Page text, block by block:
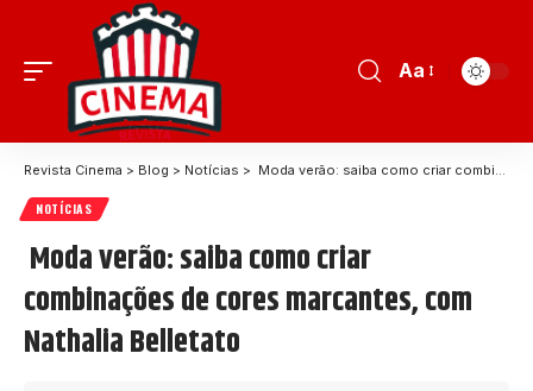
Aa
Revista Cinema > Blog > Notícias > Moda verão: saiba como criar combinações de cores marcantes, com Nathalia Belletato
NOTÍCIAS
Moda verão: saiba como criar
combinações de cores marcantes, com
Nathalia Belletato